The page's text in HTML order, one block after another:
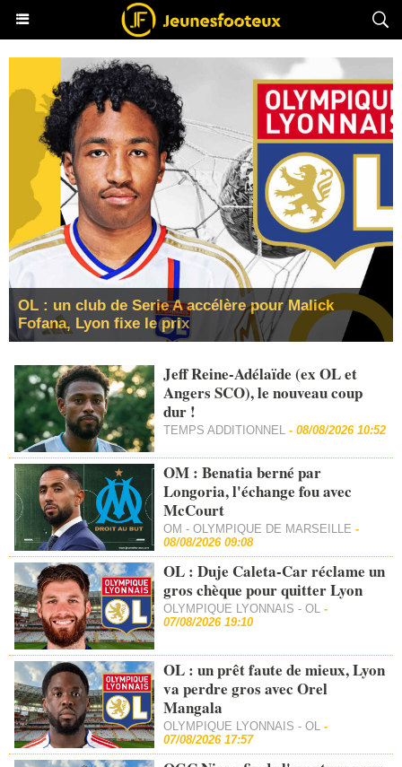
OL : un club de Serie A accélère pour Malick
Fofana, Lyon fixe le prix
Jeff Reine-Adélaïde (ex OL et
Angers SCO), le nouveau coup
dur !
TEMPS ADDITIONNEL -08/08/2026 10:52
OM : Benatia berné par
Longoria, l'échange fou avec
McCourt
OM - OLYMPIQUE DE MARSEILLE-
08/08/2026 09:08
OL : Duje Caleta-Car réclame un
gros chèque pour quitter Lyon
OLYMPIQUE LYONNAIS - OL -
07/08/2026 19:10
OL : un prêt faute de mieux, Lyon
va perdre gros avec Orel
Mangala
OLYMPIQUE LYONNAIS - OL -
07/08/2026 17:57